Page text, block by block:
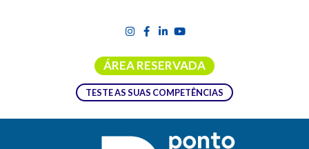
ÁREA RESERVADA
TESTE AS SUAS COMPETÊNCIAS